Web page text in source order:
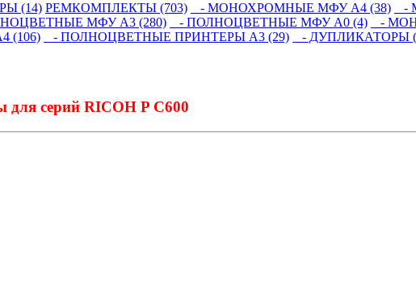
(14) РЕМКОМПЛЕКТЫ (703) - МОНОХРОМНЫЕ МФУ А4 (38) -
МФУ А3 (280) - ПОЛНОЦВЕТНЫЕ МФУ А0 (4) -
(106) - ПОЛНОЦВЕТНЫЕ ПРИНТЕРЫ А3 (29) - ДУПЛИКАТОРЫ
для серий RICOH P C600